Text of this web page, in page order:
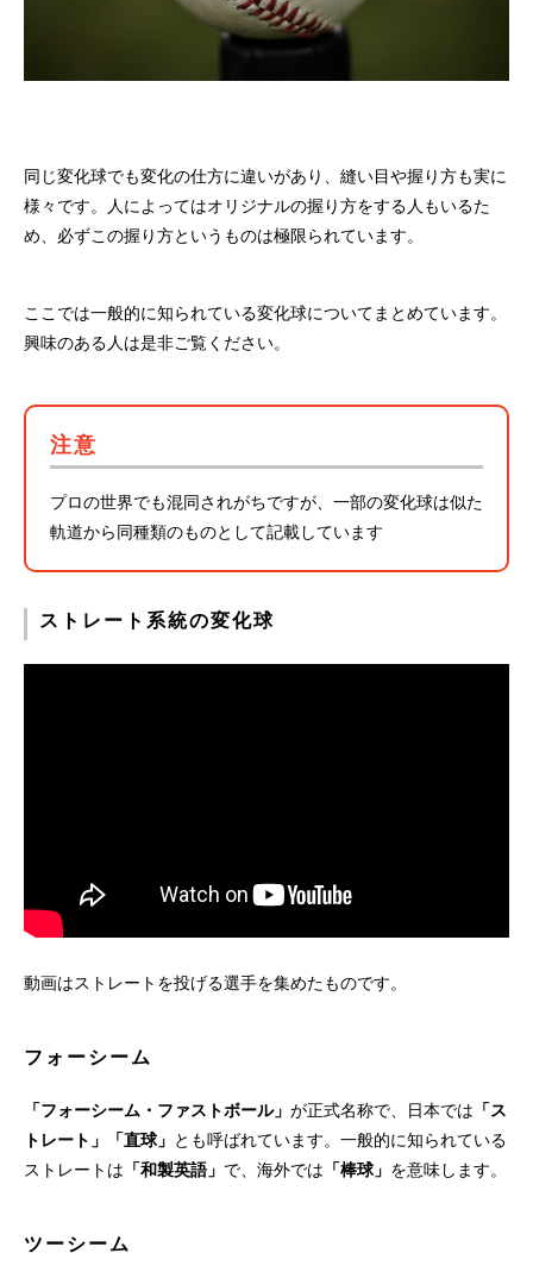
同じ変化球でも変化の仕方に違いがあり、縫い目や握り方も実に
様々です。人によってはオリジナルの握り方をする人もいるた
め、必ずこの握り方というものは極限られています。
ここでは一般的に知られている変化球についてまとめています。
興味のある人は是非ご覧ください。
注意
プロの世界でも混同されがちですが、一部の変化球は似た
軌道から同種類のものとして記載しています
ストレート系統の変化球
動画はストレートを投げる選手を集めたものです。
フォーシーム
「フォーシーム・ファストボール」 が正式名称で、日本では 「ス
トレート」「直球」 とも呼ばれています。一般的に知られている
ストレートは 「和製英語」 で、海外では 「棒球」 を意味します。
ツーシーム